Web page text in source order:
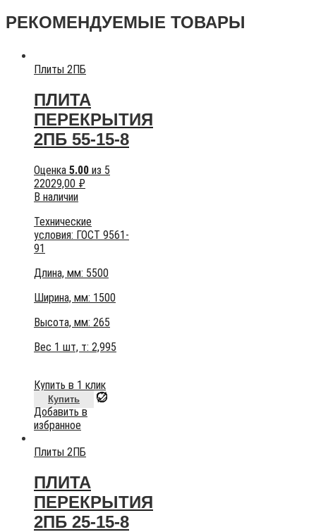
РЕКОМЕНДУЕМЫЕ ТОВАРЫ
Плиты 2ПБ
ПЛИТА
ПЕРЕКРЫТИЯ
2ПБ 55-15-8
Оценка 5.00 из 5
22029,00 ₽
В наличии
Технические
условия: ГОСТ 9561-
91
Длина, мм: 5500
Ширина, мм: 1500
Высота, мм: 265
Вес 1 шт, т: 2,995
Купить в 1 клик
Купить
Добавить в
избранное
Плиты 2ПБ
ПЛИТА
ПЕРЕКРЫТИЯ
2ПБ 25-15-8